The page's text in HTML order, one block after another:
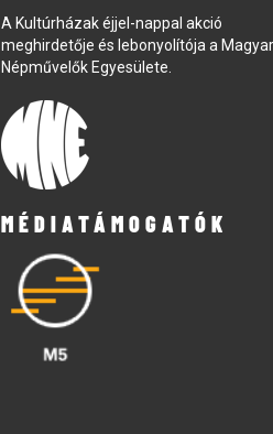
A Kultúrházak éjjel-nappal akció
meghirdetője és lebonyolítója a Magyar
Népművelők Egyesülete.
MÉDIATÁMOGATÓK